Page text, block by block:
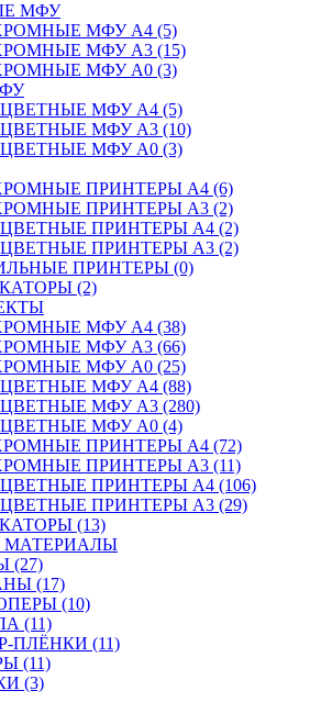
МФУ
МФУ А4 (5)
МФУ А3 (15)
МФУ А0 (3)
МФУ А4 (5)
МФУ А3 (10)
МФУ А0 (3)
ПРИНТЕРЫ А4 (6)
ПРИНТЕРЫ А3 (2)
ПРИНТЕРЫ А4 (2)
ПРИНТЕРЫ А3 (2)
ПРИНТЕРЫ (0)
(2)
МФУ А4 (38)
МФУ А3 (66)
МФУ А0 (25)
МФУ А4 (88)
МФУ А3 (280)
МФУ А0 (4)
ПРИНТЕРЫ А4 (72)
ПРИНТЕРЫ А3 (11)
ПРИНТЕРЫ А4 (106)
ПРИНТЕРЫ А3 (29)
(13)
МАТЕРИАЛЫ
(27)
(17)
(10)
(11)
ПЛЁНКИ (11)
(11)
(3)